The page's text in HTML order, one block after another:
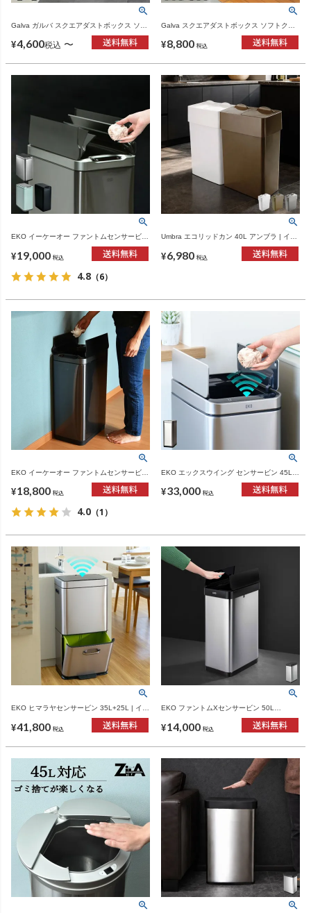
Galva ガルバ スクエアダストボックス ソフ
箱
¥4,600税込 〜
Galva スクエアダストボックス ソフトクロ
¥8,800 税込
EKO イーケーオー ファントムセンサービン
45L | インテリア雑貨・ゴミ箱
¥19,000 税込
4.8 （6）
Umbra エコリッドカン 40L アンブラ | イン
¥6,980 税込
EKO イーケーオー ファントムセンサービン
¥18,800 税込
4.0 （1）
EKO エックスウイング センサービン 45L |
¥33,000 税込
EKO ヒマラヤセンサービン 35L+25L | イン
¥41,800 税込
EKO ファントムXセンサービン 50L
EK9276 | インテリア雑貨・ゴミ箱
¥14,000 税込